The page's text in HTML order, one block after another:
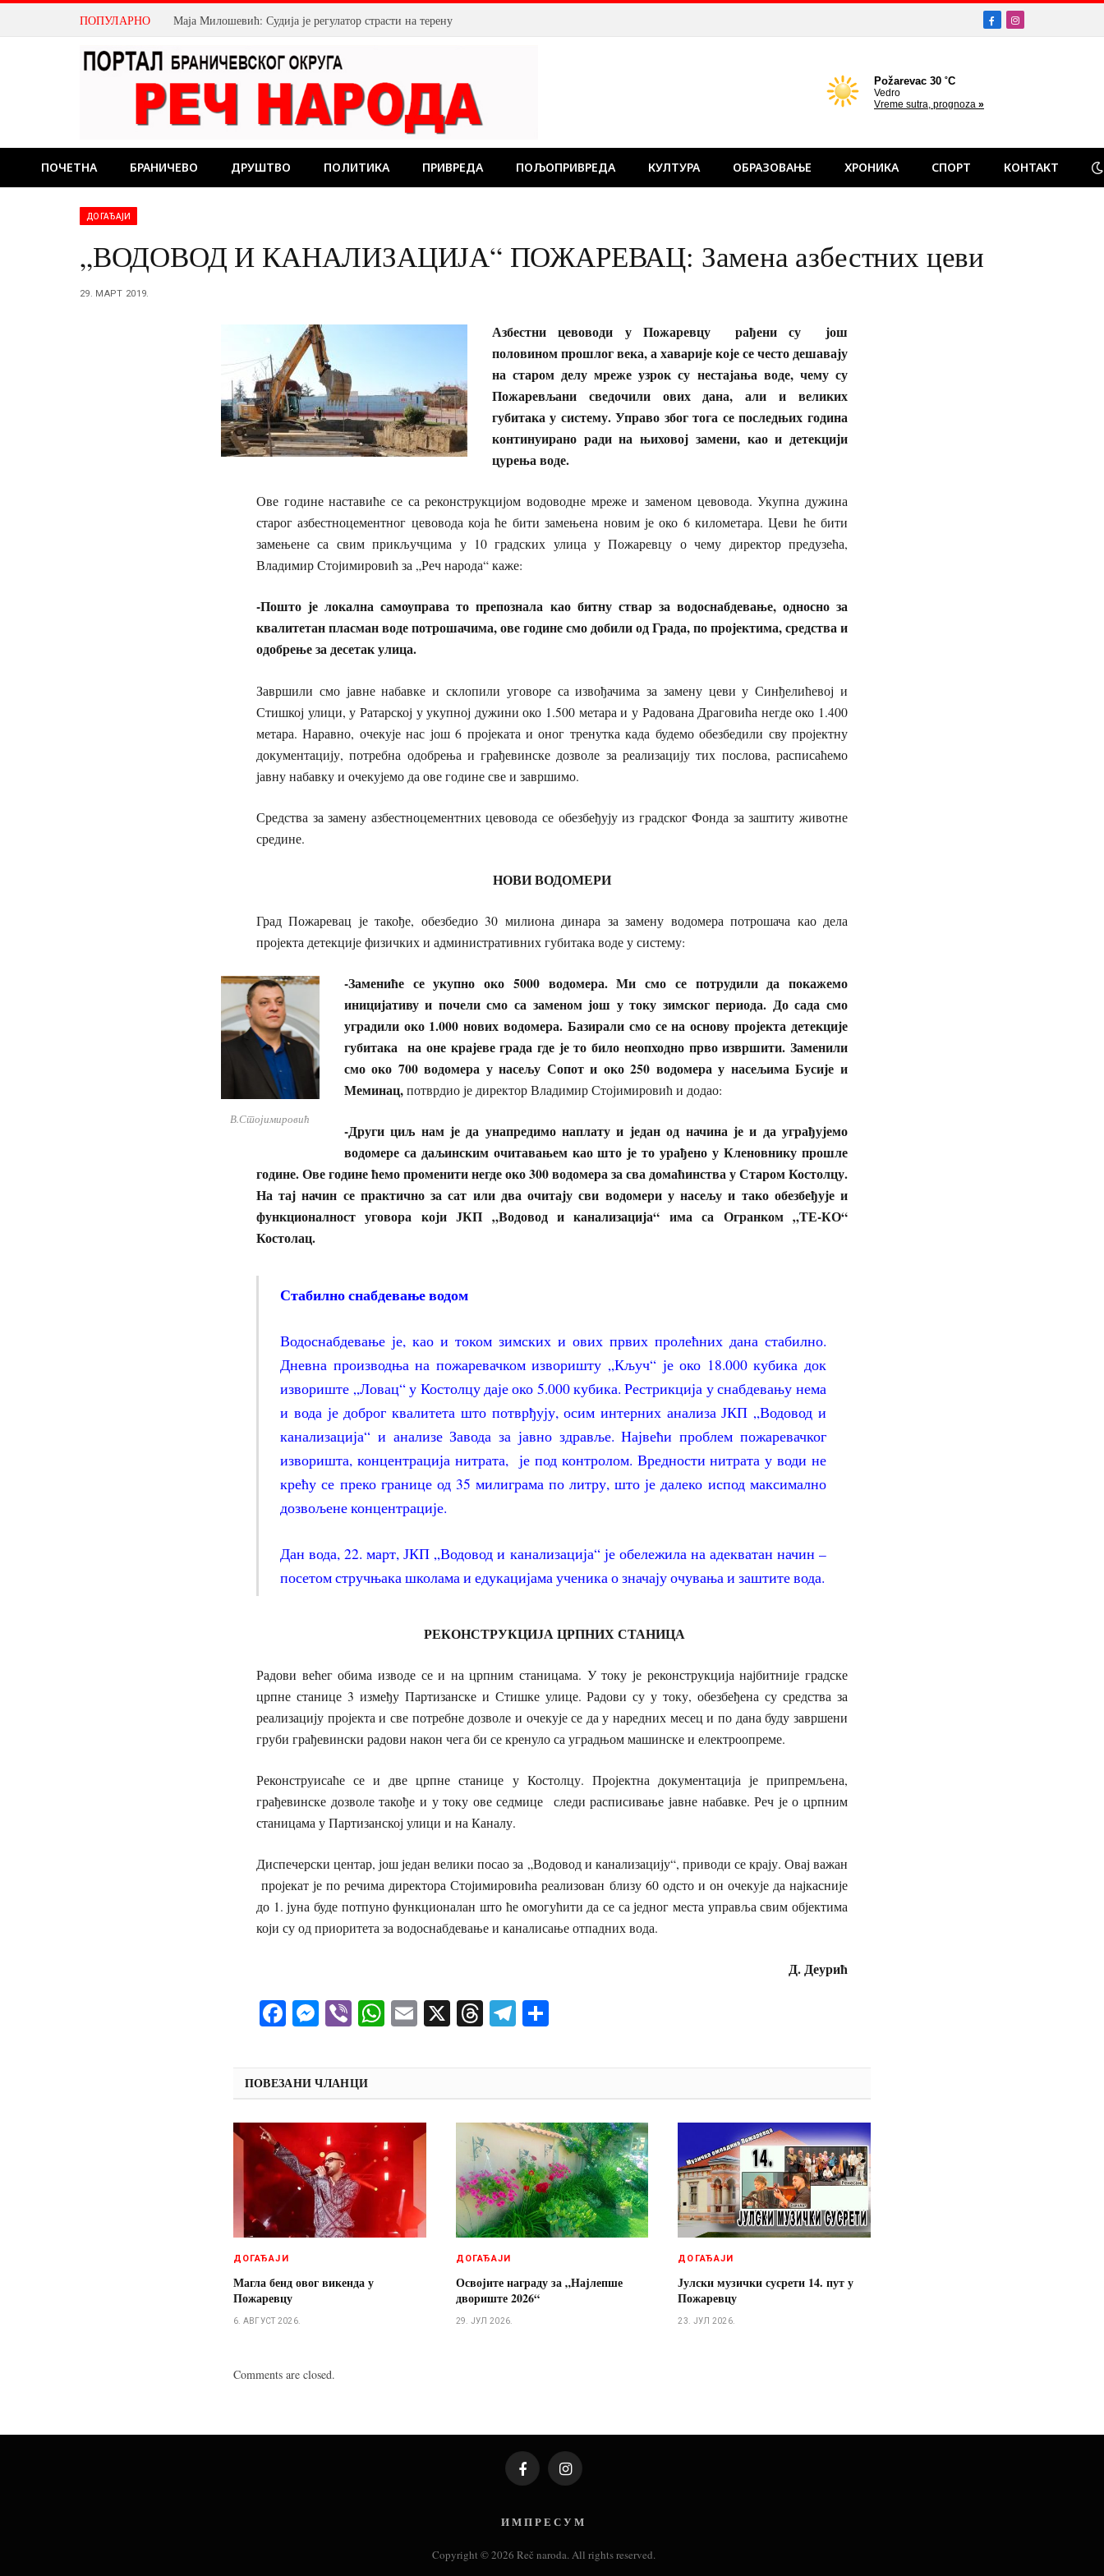
ПОПУЛАРНО Маја Милошевић: Судија је регулатор страсти на терену FacebookInstagram
ПОЧЕТНА БРАНИЧЕВО ДРУШТВО ПОЛИТИКА ПРИВРЕДА ПОЉОПРИВРЕДА КУЛТУРА ОБРАЗОВАЊЕ ХРОНИКА СПОРТ КОНТАКТ
ДОГАЂАЈИ
„ВОДОВОД И КАНАЛИЗАЦИЈА“ ПОЖАРЕВАЦ: Замена азбестних цеви
29. МАРТ 2019.
Азбестни цевоводи у Пожаревцу рађени су још
половином прошлог века, а хаварије које се често дешавају
на старом делу мреже узрок су нестајања воде, чему су
Пожаревљани сведочили ових дана, али и великих
губитака у систему. Управо због тога се последњих година
континуирано ради на њиховој замени, као и детекцији
цурења воде.
Ове године наставиће се са реконструкцијом водоводне мреже и заменом цевовода. Укупна дужина
старог азбестноцементног цевовода која ће бити замењена новим је око 6 километара. Цеви ће бити
замењене са свим прикључцима у 10 градских улица у Пожаревцу о чему директор предузећа,
Владимир Стојимировић за „Реч народа“ каже:
-Пошто је локална самоуправа то препознала као битну ствар за водоснабдевање, односно за
квалитетан пласман воде потрошачима, ове године смо добили од Града, по пројектима, средства и
одобрење за десетак улица.
Завршили смо јавне набавке и склопили уговоре са извођачима за замену цеви у Синђелићевој и
Стишкој улици, у Ратарској у укупној дужини око 1.500 метара и у Радована Драговића негде око 1.400
метара. Наравно, очекује нас још 6 пројеката и оног тренутка када будемо обезбедили сву пројектну
документацију, потребна одобрења и грађевинске дозволе за реализацију тих послова, расписаћемо
јавну набавку и очекујемо да ове године све и завршимо.
Средства за замену азбестноцементних цевовода се обезбеђују из градског Фонда за заштиту животне
средине.
НОВИ ВОДОМЕРИ
Град Пожаревац је такође, обезбедио 30 милиона динара за замену водомера потрошача као дела
пројекта детекције физичких и административних губитака воде у систему:
В.Стојимировић
-Замениће се укупно око 5000 водомера. Ми смо се потрудили да покажемо
иницијативу и почели смо са заменом још у току зимског периода. До сада смо
уградили око 1.000 нових водомера. Базирали смо се на основу пројекта детекције
губитака на оне крајеве града где је то било неопходно прво извршити. Заменили
смо око 700 водомера у насељу Сопот и око 250 водомера у насељима Бусије и
Меминац,потврдио је директор Владимир Стојимировић и додао:
-Други циљ нам је да унапредимо наплату и један од начина је и да уграђујемо
водомере са даљинским очитавањем као што је то урађено у Кленовнику прошле
године. Ове године ћемо променити негде око 300 водомера за сва домаћинства у Старом Костолцу.
На тај начин се практично за сат или два очитају сви водомери у насељу и тако обезбеђује и
функционалност уговора који ЈКП „Водовод и канализација“ има са Огранком „ТЕ-КО“
Костолац.
Стабилно снабдевање водом
Водоснабдевање је, као и током зимских и ових првих пролећних дана стабилно.
Дневна производња на пожаревачком изворишту „Кључ“ је око 18.000 кубика док
извориште „Ловац“ у Костолцу даје око 5.000 кубика. Рестрикција у снабдевању нема
и вода је доброг квалитета што потврђују, осим интерних анализа ЈКП „Водовод и
канализација“ и анализе Завода за јавно здравље. Највећи проблем пожаревачког
изворишта, концентрација нитрата, је под контролом. Вредности нитрата у води не
крећу се преко границе од 35 милиграма по литру, што је далеко испод максимално
дозвољене концентрације.
Дан вода, 22. март, ЈКП „Водовод и канализација“ је обележила на адекватан начин –
посетом стручњака школама и едукацијама ученика о значају очувања и заштите вода.
РЕКОНСТРУКЦИЈА ЦРПНИХ СТАНИЦА
Радови већег обима изводе се и на црпним станицама. У току је реконструкција најбитније градске
црпне станице 3 између Партизанске и Стишке улице. Радови су у току, обезбеђена су средства за
реализацију пројекта и све потребне дозволе и очекује се да у наредних месец и по дана буду завршени
груби грађевински радови након чега би се кренуло са уградњом машинске и електроопреме.
Реконструисаће се и две црпне станице у Костолцу. Пројектна документација је припремљена,
грађевинске дозволе такође и у току ове седмице следи расписивање јавне набавке. Реч је о црпним
станицама у Партизанској улици и на Каналу.
Диспечерски центар, још један велики посао за „Водовод и канализацију“, приводи се крају. Овај важан
пројекат је по речима директора Стојимировића реализован близу 60 одсто и он очекује да најкасније
до 1. јуна буде потпуно функционалан што ће омогућити да се са једног места управља свим објектима
који су од приоритета за водоснабдевање и каналисање отпадних вода.
Д. Деурић
Facebook
Messenger
ViberWhatsApp
Email
X ThreadsTelegram
ПОВЕЗАНИ ЧЛАНЦИ
ДОГАЂАЈИ
Магла бенд овог викенда у
Пожаревцу
6. АВГУСТ 2026.
ДОГАЂАЈИ
Освојите награду за „Најлепше
двориште 2026“
29. ЈУЛ 2026.
ДОГАЂАЈИ
Јулски музички сусрети 14. пут у
Пожаревцу
23. ЈУЛ 2026.
Comments are closed.
FacebookInstagram
И М П Р Е С У М
Copyright © 2026 Reč naroda. All rights reserved.